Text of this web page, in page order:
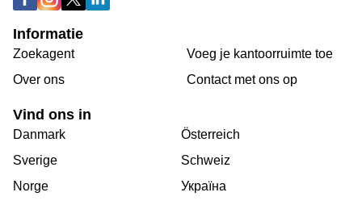
Informatie
Zoekagent
Over ons
Voeg je kantoorruimte toe
Сontact met ons op
Vind ons in
Danmark
Sverige
Norge
Österreich
Schweiz
Україна